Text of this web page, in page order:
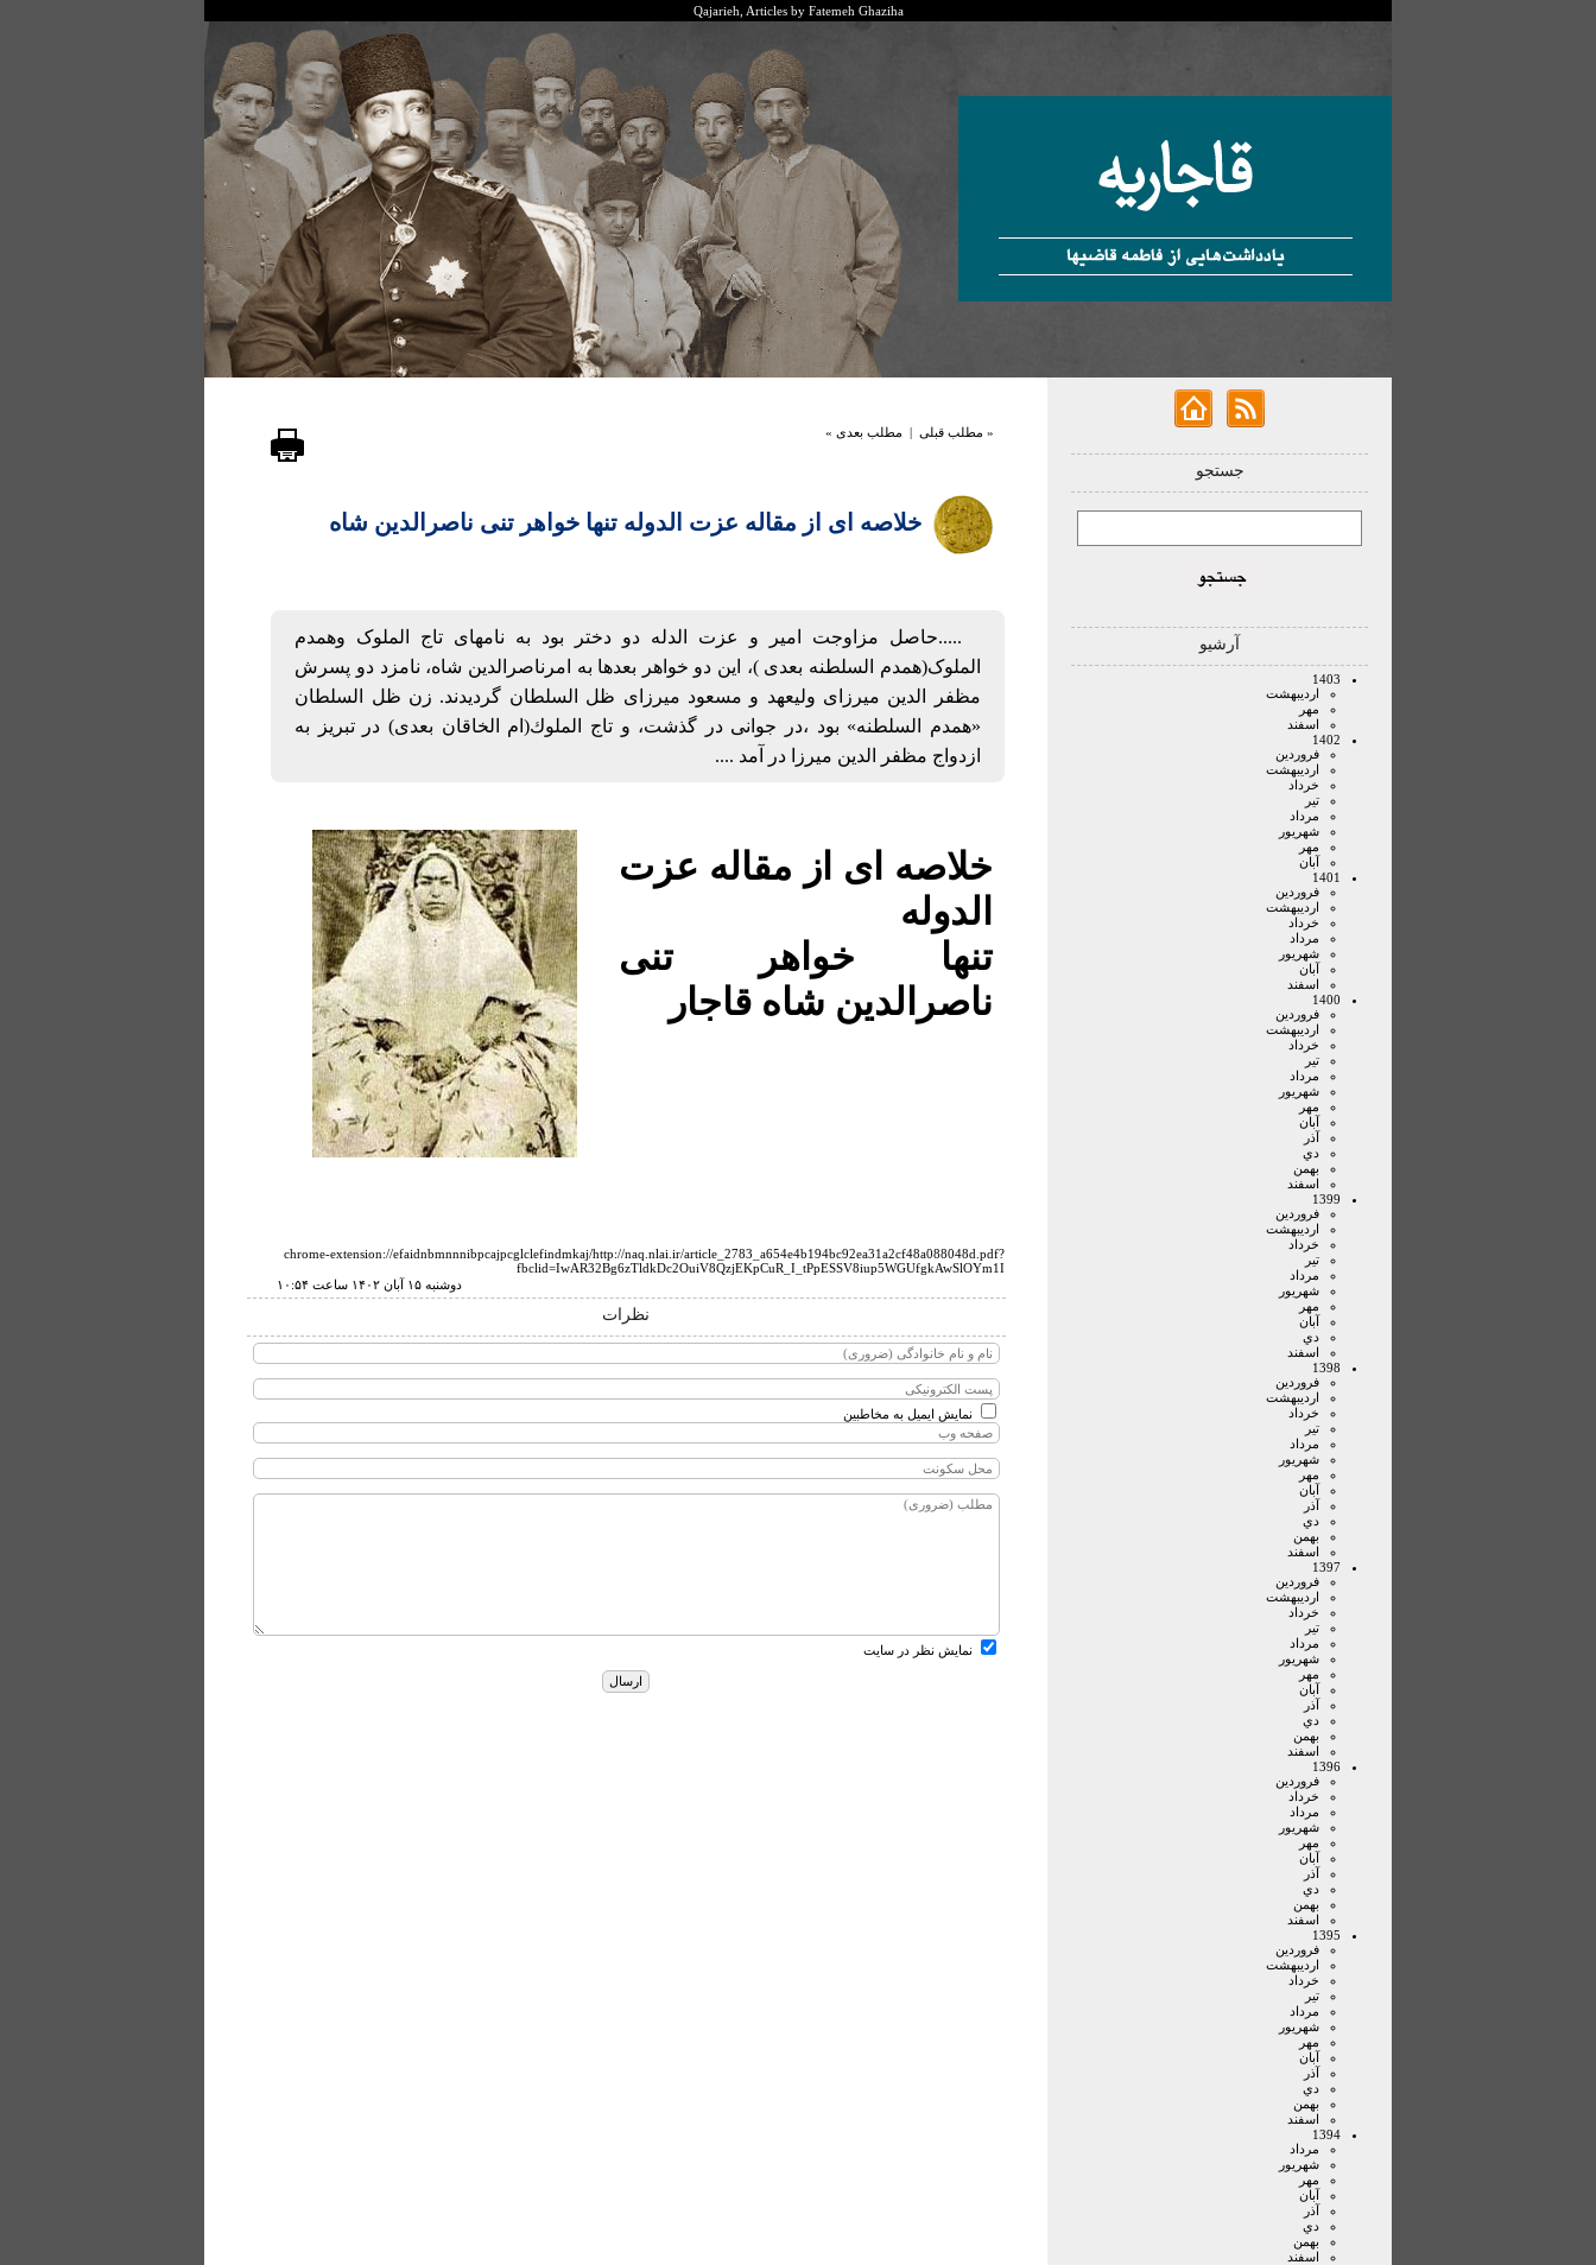
Qajarieh, Articles by Fatemeh Ghaziha
جستجو
آرشیو
1403
ارديبهشت
مهر
اسفند
1402
فروردين
ارديبهشت
خرداد
تير
مرداد
شهريور
مهر
آبان
1401
فروردين
ارديبهشت
خرداد
مرداد
شهريور
آبان
اسفند
1400
فروردين
ارديبهشت
خرداد
تير
مرداد
شهريور
مهر
آبان
آذر
دي
بهمن
اسفند
1399
فروردين
ارديبهشت
خرداد
تير
مرداد
شهريور
مهر
آبان
دي
اسفند
1398
فروردين
ارديبهشت
خرداد
تير
مرداد
شهريور
مهر
آبان
آذر
دي
بهمن
اسفند
1397
فروردين
ارديبهشت
خرداد
تير
مرداد
شهريور
مهر
آبان
آذر
دي
بهمن
اسفند
1396
فروردين
خرداد
مرداد
شهريور
مهر
آبان
آذر
دي
بهمن
اسفند
1395
فروردين
ارديبهشت
خرداد
تير
مرداد
شهريور
مهر
آبان
آذر
دي
بهمن
اسفند
1394
مرداد
شهريور
مهر
آبان
آذر
دي
بهمن
اسفند
« مطلب قبلی | مطلب بعدی »
خلاصه ای از مقاله عزت الدوله تنها خواهر تنی ناصرالدین شاه
.....حاصل مزاوجت امیر و عزت الدله دو دختر بود به نامهای تاج الملوک وهمدم
الملوک(همدم السلطنه بعدی )، این دو خواهر بعدها به امرناصرالدین شاه، نامزد دو پسرش
مظفر الدین میرزای ولیعهد و مسعود میرزای ظل السلطان گردیدند. زن ظل السلطان
«همدم السلطنه» بود ،در جوانی در گذشت، و تاج الملوك(ام الخاقان بعدی) در تبریز به
ازدواج مظفر الدین میرزا در آمد ....
خلاصه ای از مقاله عزت
الدوله
تنها خواهر تنی
ناصرالدین شاه قاجار
chrome-extension://efaidnbmnnnibpcajpcglclefindmkaj/http://naq.nlai.ir/article_2783_a654e4b194bc92ea31a2cf48a088048d.pdf?
fbclid=IwAR32Bg6zTldkDc2OuiV8QzjEKpCuR_I_tPpESSV8iup5WGUfgkAwSlOYm1I
دوشنبه ۱۵ آبان ۱۴۰۲ ساعت ۱۰:۵۴
نظرات
نمایش ایمیل به مخاطبین
نمایش نظر در سایت